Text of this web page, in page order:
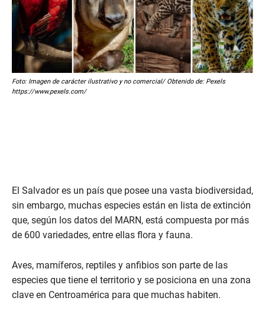
Foto: Imagen de carácter ilustrativo y no comercial/ Obtenido de: Pexels
https://www.pexels.com/
El Salvador es un país que posee una vasta biodiversidad,
sin embargo, muchas especies están en lista de extinción
que, según los datos del MARN, está compuesta por más
de 600 variedades, entre ellas flora y fauna.
Aves, mamíferos, reptiles y anfibios son parte de las
especies que tiene el territorio y se posiciona en una zona
clave en Centroamérica para que muchas habiten.